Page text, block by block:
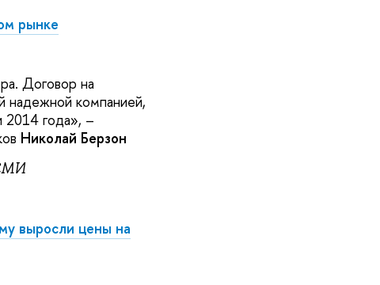
рынке
Договор на
надежной компанией,
2014 года», –
Николай Берзон
выросли цены на